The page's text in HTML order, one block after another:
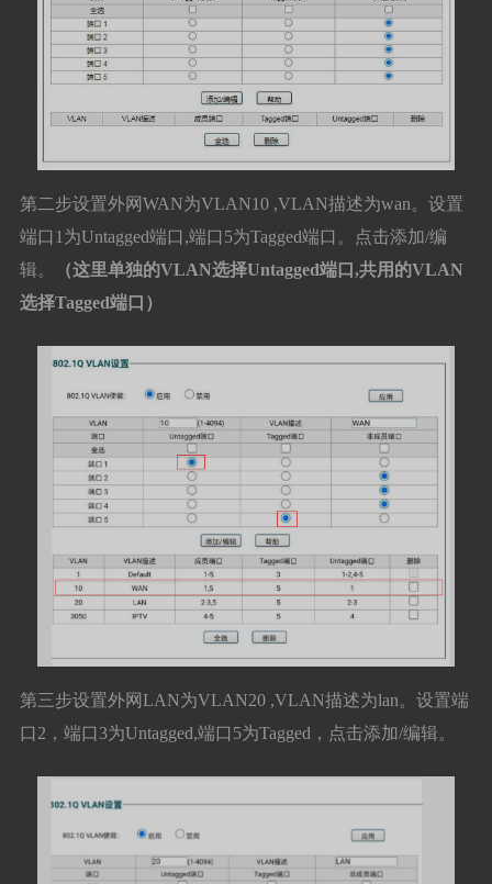
第二步设置外网WAN为VLAN10 ,VLAN描述为wan。设置
端口1为Untagged端口,端口5为Tagged端口。点击添加/编
辑。
（这里单独的VLAN选择Untagged端口,共用的VLAN
选择Tagged端口）
第三步设置外网LAN为VLAN20 ,VLAN描述为lan。设置端
口2，端口3为Untagged,端口5为Tagged，点击添加/编辑。